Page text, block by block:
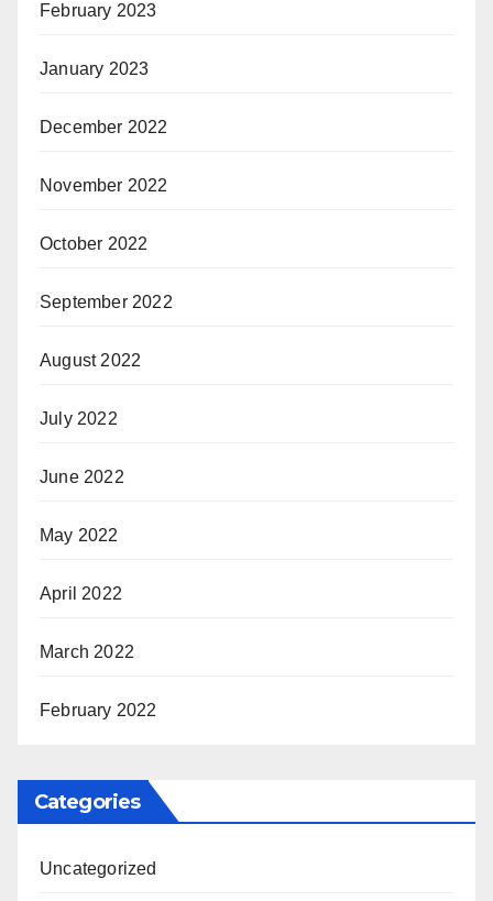
February 2023
January 2023
December 2022
November 2022
October 2022
September 2022
August 2022
July 2022
June 2022
May 2022
April 2022
March 2022
February 2022
Categories
Uncategorized